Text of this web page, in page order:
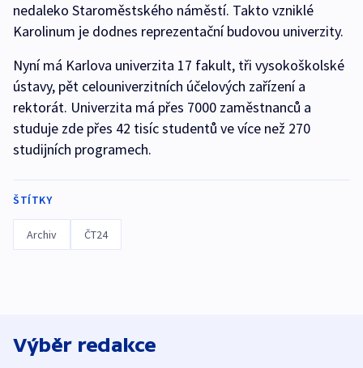
nedaleko Staroměstského náměstí. Takto vzniklé
Karolinum je dodnes reprezentační budovou univerzity.
Nyní má Karlova univerzita 17 fakult, tři vysokoškolské
ústavy, pět celouniverzitních účelových zařízení a
rektorát. Univerzita má přes 7000 zaměstnanců a
studuje zde přes 42 tisíc studentů ve více než 270
studijních programech.
ŠTÍTKY
Archiv ČT24
Výběr redakce